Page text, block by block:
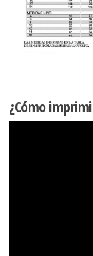
¿Cómo